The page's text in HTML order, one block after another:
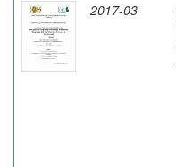
2017-03